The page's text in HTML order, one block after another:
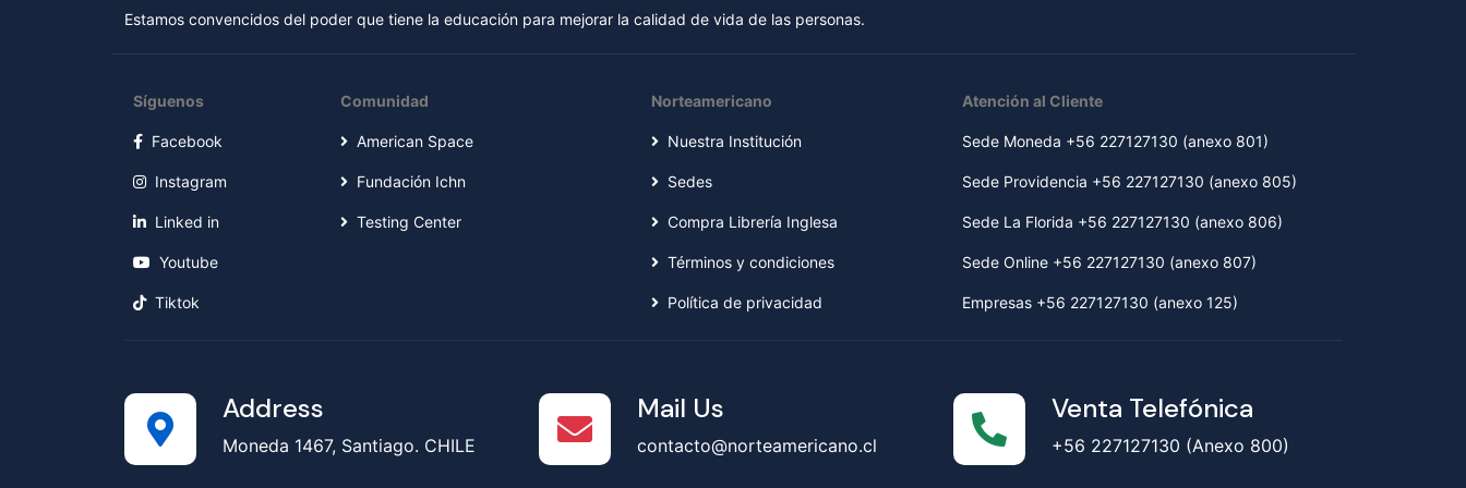
Estamos convencidos del poder que tiene la educación para mejorar la calidad de vida de las personas.
Síguenos
Facebook
Instagram
Linked in
Youtube
Tiktok
Comunidad
American Space
Fundación Ichn
Testing Center
Norteamericano
Nuestra Institución
Sedes
Compra Librería Inglesa
Términos y condiciones
Política de privacidad
Atención al Cliente
Sede Moneda +56 227127130 (anexo 801)
Sede Providencia +56 227127130 (anexo 805)
Sede La Florida +56 227127130 (anexo 806)
Sede Online +56 227127130 (anexo 807)
Empresas +56 227127130 (anexo 125)
Address
Moneda 1467, Santiago. CHILE
Mail Us
contacto@norteamericano.cl
Venta Telefónica
+56 227127130 (Anexo 800)